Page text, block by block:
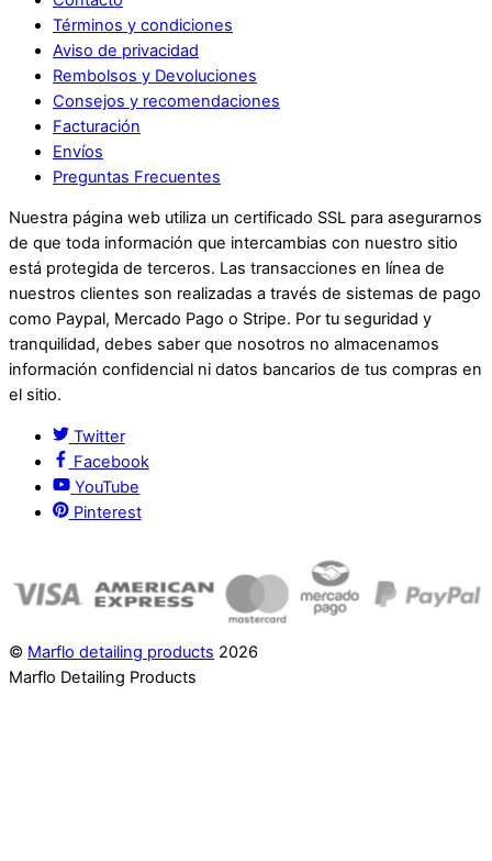
Términos y condiciones
Aviso de privacidad
Rembolsos y Devoluciones
Consejos y recomendaciones
Facturación
Envíos
Preguntas Frecuentes
Nuestra página web utiliza un certificado SSL para asegurarnos
de que toda información que intercambias con nuestro sitio
está protegida de terceros. Las transacciones en línea de
nuestros clientes son realizadas a través de sistemas de pago
como Paypal, Mercado Pago o Stripe. Por tu seguridad y
tranquilidad, debes saber que nosotros no almacenamos
información confidencial ni datos bancarios de tus compras en
el sitio.
Twitter
Facebook
YouTube
Pinterest
© Marflo detailing products 2026
Marflo Detailing Products